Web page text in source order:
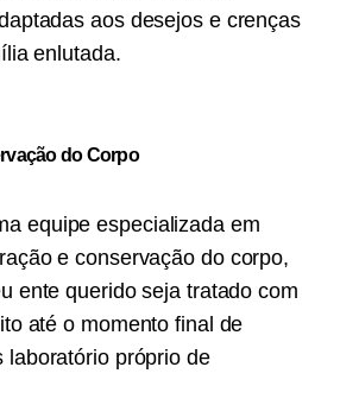
aos desejos e crenças
enlutada.
do Corpo
equipe especializada em
e conservação do corpo,
ente querido seja tratado com
até o momento final de
laboratório próprio de